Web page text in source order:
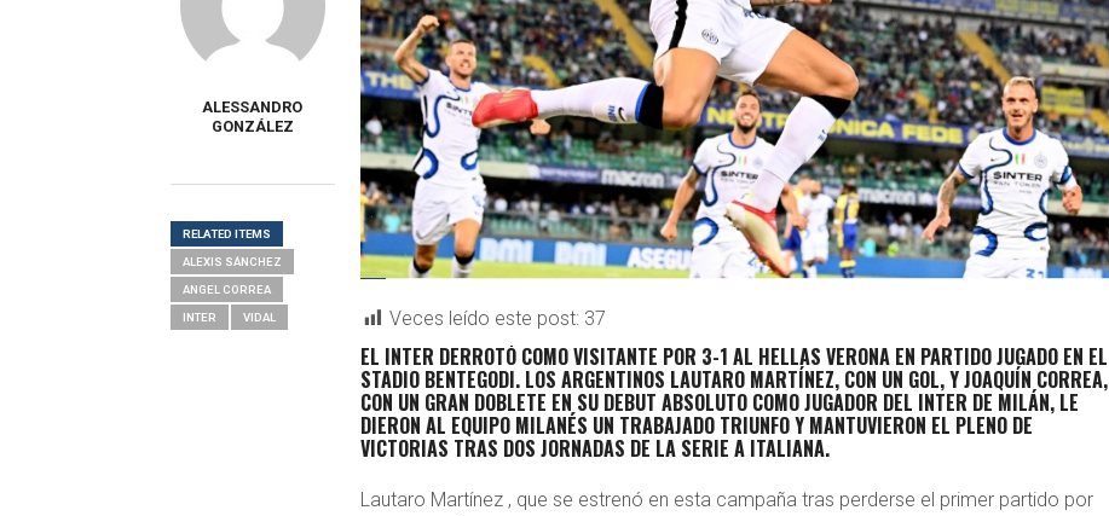
Veces leído este post: 37
EL INTER DERROTÓ COMO VISITANTE POR 3-1 AL HELLAS VERONA EN PARTIDO JUGADO EN EL
STADIO BENTEGODI. LOS ARGENTINOS LAUTARO MARTÍNEZ, CON UN GOL, YJOAQUÍN CORREA,
CON UN GRAN DOBLETE EN SU DEBUT ABSOLUTO COMO JUGADOR DEL INTER DE MILÁN, LE
DIERON AL EQUIPO MILANÉS UN TRABAJADO TRIUNFO Y MANTUVIERON EL PLENO DE
VICTORIAS TRAS DOS JORNADAS DE LA SERIE A ITALIANA.
Lautaro Martínez , que se estrenó en esta campaña tras perderse el primer partido por
ALESSANDRO
GONZÁLEZ
RELATED ITEMS
ALEXIS SÁNCHEZ
ANGEL CORREA
INTER VIDAL